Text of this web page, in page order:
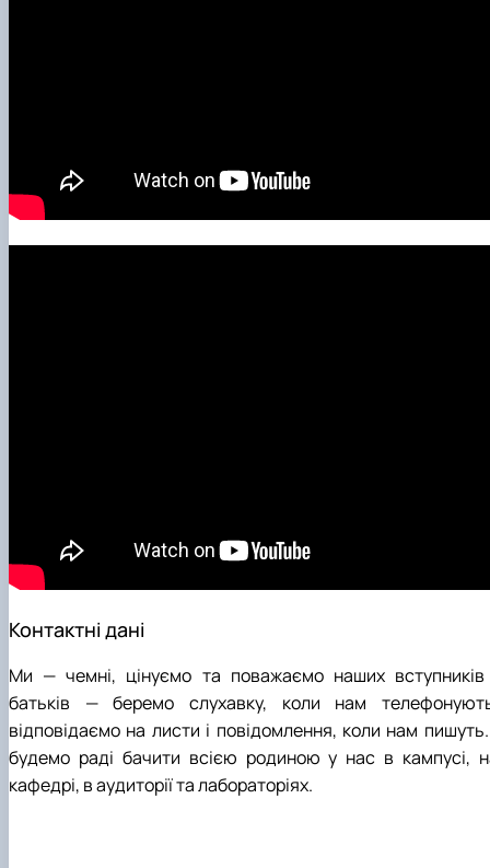
Контактні дані
Ми — чемні, цінуємо та поважаємо наших вступників
батьків — беремо слухавку, коли нам
відповідаємо на листи і повідомлення, коли нам пишуть.
будемо раді бачити всією родиною у нас в кампусі,
кафедрі, в аудиторії та лабораторіях.